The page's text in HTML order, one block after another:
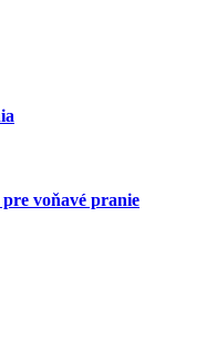
voňavé pranie